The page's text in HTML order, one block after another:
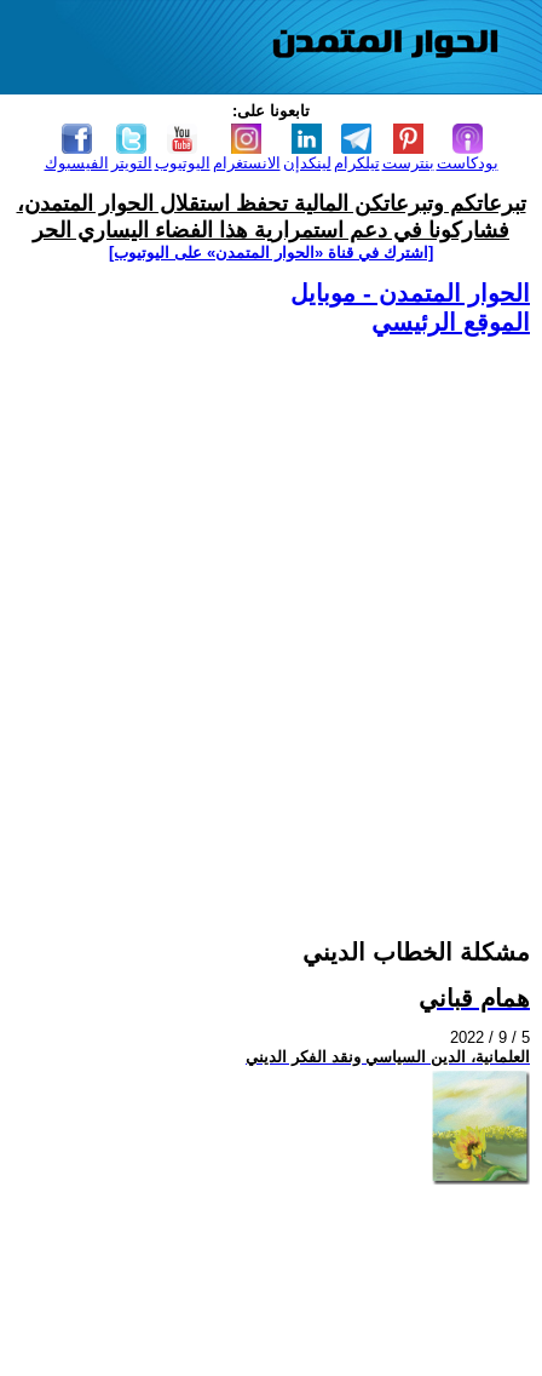
تابعونا على:
الفيسبوك التويتر اليوتيوب الانستغرام لينكدإن تيلكرامبنترست بودكاست
تبرعاتكم وتبرعاتكن المالية تحفظ استقلال الحوار المتمدن،
فشاركونا في دعم استمرارية هذا الفضاء اليساري الحر
[اشترك في قناة ‫«الحوار المتمدن» على اليوتيوب]
الحوار المتمدن - موبايل
الموقع الرئيسي
مشكلة الخطاب الديني
همام قباني
2022 / 9 / 5
العلمانية، الدين السياسي ونقد الفكر الديني